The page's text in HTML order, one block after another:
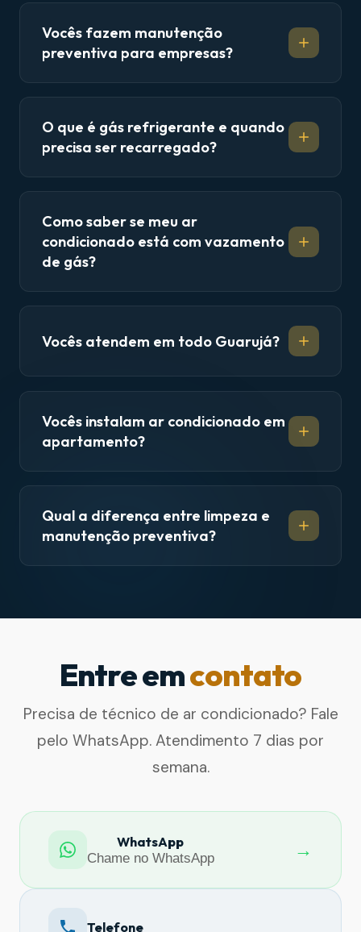
Vocês fazem manutenção
preventiva para empresas?
O que é gás refrigerante e quando
precisa ser recarregado?
Como saber se meu ar
condicionado está com vazamento
de gás?
Vocês atendem em todo Guarujá?
Vocês instalam ar condicionado em
apartamento?
Qual a diferença entre limpeza e
manutenção preventiva?
Entre emcontato
Precisa de técnico de ar condicionado? Fale
pelo WhatsApp. Atendimento 7 dias por
semana.
WhatsApp
Chame no WhatsApp
→
Telefone